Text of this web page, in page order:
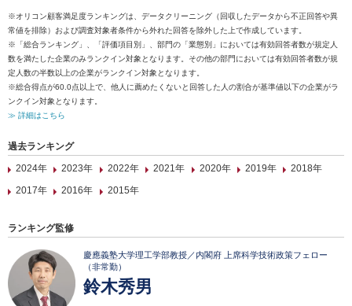
※オリコン顧客満足度ランキングは、データクリーニング（回収したデータから不正回答や異
常値を排除）および調査対象者条件から外れた回答を除外した上で作成しています。
※「総合ランキング」、「評価項目別」、部門の「業態別」においては有効回答者数が規定人
数を満たした企業のみランクイン対象となります。その他の部門においては有効回答者数が規
定人数の半数以上の企業がランクイン対象となります。
※総合得点が60.0点以上で、他人に薦めたくないと回答した人の割合が基準値以下の企業がラ
ンクイン対象となります。
≫ 詳細はこちら
過去ランキング
2024年
2023年 2022年 2021年 2020年 2019年
2018年
2017年
2016年 2015年
ランキング監修
慶應義塾大学理工学部教授／内閣府 上席科学技術政策フェロー
（非常勤）
鈴木秀男